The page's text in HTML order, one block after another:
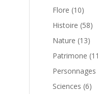
Flore 1010
Histoire 5858
Nature 1313
Patrimone
Personnages
Sciences 66